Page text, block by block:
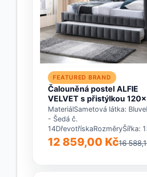
FEATURED BRAND
Čalouněná postel ALFIE
VELVET s přistýlkou
cm šedá
MateriálSametová látka: Bluvel
- Šedá č.
14DřevotřískaRozměryŠířka:
cmDélka: 216 cmVýška čela u
95 cmVýška čela u nohou: 48
12 859,00 Kč16